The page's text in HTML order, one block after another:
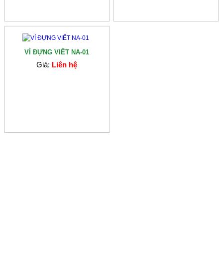
VÍ ĐỰNG VIẾT NA-01
Giá: Liên hệ